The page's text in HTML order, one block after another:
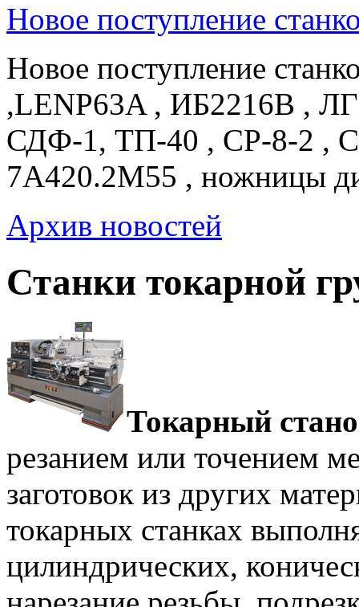
Новое поступление
Новое поступление
,LENP63A , ИБ2216В ,
СДФ-1, ТП-40 , СР-8-2 ,
7А420.2М55 , ножницы
Архив новостей
Станки токарной
Токарный
резанием или точением
заготовок из других
токарных станках
цилиндрических,